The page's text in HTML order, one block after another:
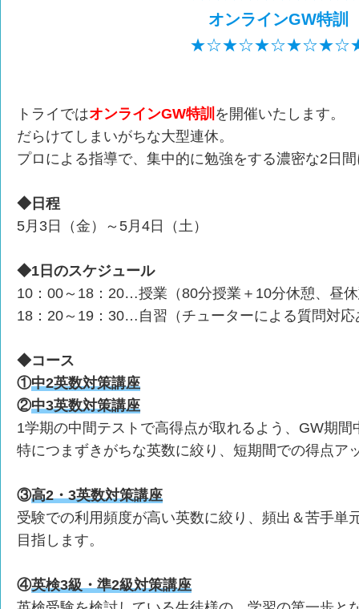
オンラインGW特訓
トライではオンラインGW特訓 を開催いたします。
だらけてしまいがちな大型連休。
プロによる指導で、集中的に勉強をする濃密な2日
◆日程
5月3日（金）～5月4日（土）
◆1日のスケジュール
10：00～18：20…授業（80分授業＋10分休憩、昼
18：20～19：30…自習（チューターによる質問対応
◆コース
①中2英数対策講座
②中3英数対策講座
1学期の中間テストで高得点が取れるよう、GW期
特につまずきがちな英数に絞り、短期間での得点ア
③高2・3英数対策講座
受験での利用頻度が高い英数に絞り、頻出＆苦手単
目指します。
④英検3級・準2級対策講座